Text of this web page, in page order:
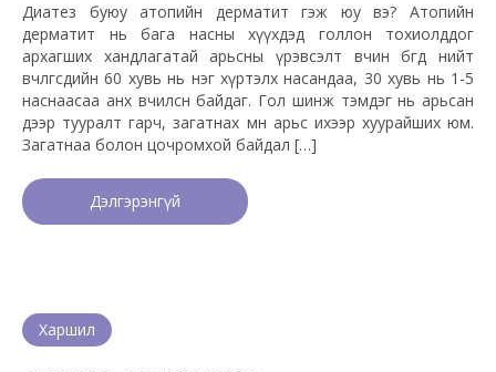
Диатез буюу атопийн дерматит гэж юу вэ? Атопийн
дерматит нь бага насны хүүхдэд голлон тохиолддог
архагших хандлагатай арьсны үрэвсэлт өвчин бөгөөд нийт
өвчлөгсдийн 60 хувь нь нэг хүртэлх насандаа, 30 хувь нь 1-5
наснаасаа анх өвчилсөн байдаг. Гол шинж тэмдэг нь арьсан
дээр тууралт гарч, загатнах мөн арьс ихээр хуурайших юм.
Загатнаа болон цочромхой байдал […]
Дэлгэрэнгүй
Харшил